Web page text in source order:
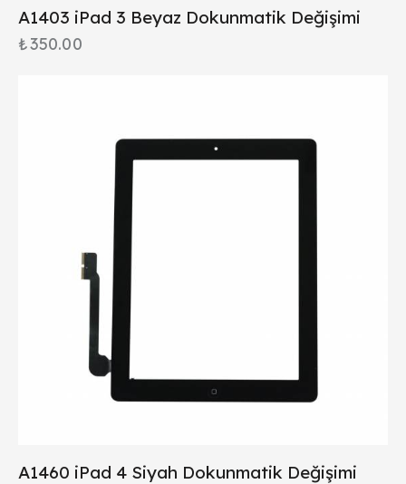
A1403 iPad 3 Beyaz Dokunmatik Değişimi
₺350.00
A1460 iPad 4 Siyah Dokunmatik Değişimi